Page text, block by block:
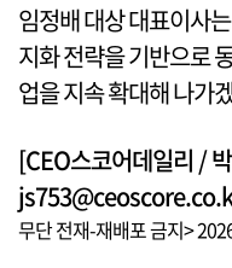
임정배 대상 대표이사
지화 전략을 기반으로
업을 지속 확대해 나가
[CEO스코어데일리 /
무단 전재-재배포 금지>